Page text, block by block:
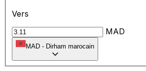
Vers
MAD
MAD - Dirham marocain